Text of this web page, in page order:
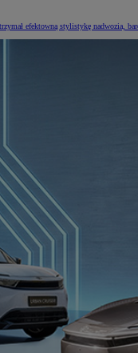
efektowną stylistykę nadwozia,